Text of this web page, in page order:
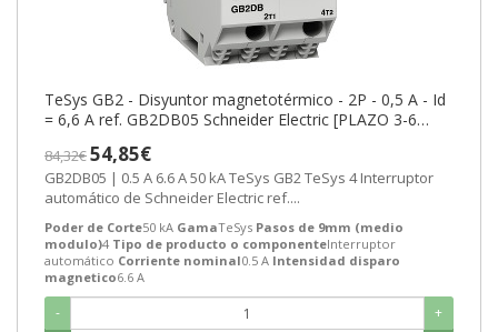
TeSys GB2 - Disyuntor magnetotérmico - 2P - 0,5 A - Id
= 6,6 A ref. GB2DB05 Schneider Electric [PLAZO 3-6
84,32€54,85€
GB2DB05 | 0.5 A 6.6 A 50 kA TeSys GB2 TeSys 4 Interruptor
automático de Schneider Electric ref....
Poder de Corte50 kA GamaTeSys Pasos de 9mm (medio
modulo)4 Tipo de producto o componenteInterruptor
automático Corriente nominal0.5 A Intensidad disparo
magnetico6.6 A
- +